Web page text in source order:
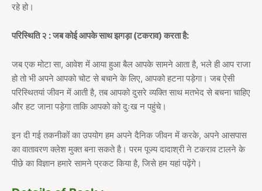
रहे हो।
परिस्थिति २ : जब कोई आपके साथ झगड़ा (टकराव) करता है:
जब एक मोटा सा, आवेश में आया हुआ बैल आपके सामने आता है, भले ही आप राजा
हो तो भी अपने आपको चोट से बचाने के लिए, आपको हटना पड़ेगा। जब ऐसी
परिस्थितयां जीवन में आती है, तब आपको दुसरे व्यक्ति साथ मतभेद से बचना चाहिए
और हट जाना पड़ेगा ताकि आपको को दुःख न पहुंचे।
इन दी गई तकनीकों का उपयोग हम अपने दैनिक जीवन में करके, अपने आसपास
का वातावरण क्लेश मुक्त बना सकते है। परम पूज्य दादाश्री ने टकराव टालने के
पीछे का विज्ञान हमारे सामने प्रकट किया है, जिसे हम यहां पढ़ेंगे।